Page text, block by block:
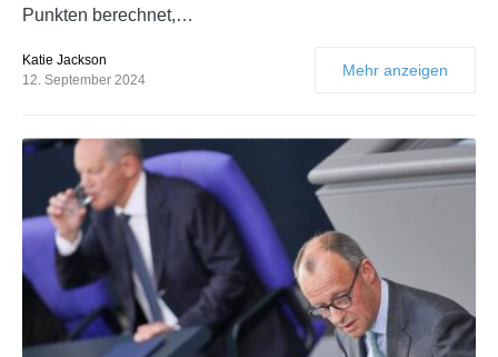
Punkten berechnet,…
Katie Jackson
12. September 2024
Mehr anzeigen